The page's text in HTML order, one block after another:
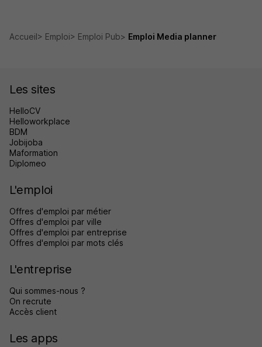
Accueil Emploi Emploi Pub Emploi Media planner
Les sites
HelloCV
Helloworkplace
BDM
Jobijoba
Maformation
Diplomeo
L'emploi
Offres d'emploi par métier
Offres d'emploi par ville
Offres d'emploi par entreprise
Offres d'emploi par mots clés
L'entreprise
Qui sommes-nous ?
On recrute
Accès client
Les apps